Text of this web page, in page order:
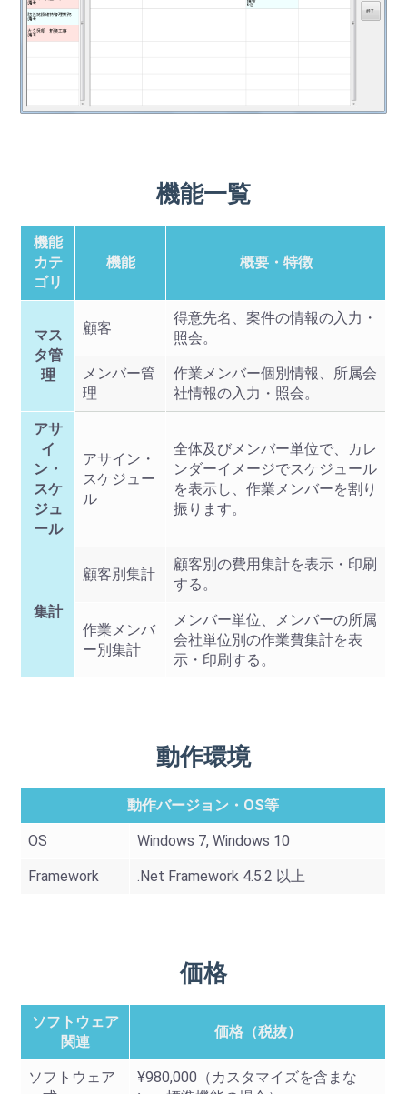
機能一覧
機能
カテ
ゴリ
機能 概要・特徴
マス
タ管
理
顧客
得意先名、案件の情報の入力・
照会。
メンバー管
理
作業メンバー個別情報、所属会
社情報の入力・照会。
アサ
イ
ン・
スケ
ジュ
ール
アサイン・
スケジュー
ル
全体及びメンバー単位で、カレ
ンダーイメージでスケジュール
を表示し、作業メンバーを割り
振ります。
集計
顧客別集計
顧客別の費用集計を表示・印刷
する。
作業メンバ
ー別集計
メンバー単位、メンバーの所属
会社単位別の作業費集計を表
示・印刷する。
動作環境
動作バージョン・OS等
OS Windows 7, Windows 10
Framework .Net Framework 4.5.2 以上
価格
ソフトウェア
関連
価格（税抜）
ソフトウェア
¥980,000（カスタマイズを含まな